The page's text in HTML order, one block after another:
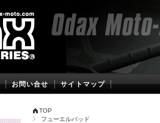
お問い合せ サイトマップ
TOP
フューエルパッド